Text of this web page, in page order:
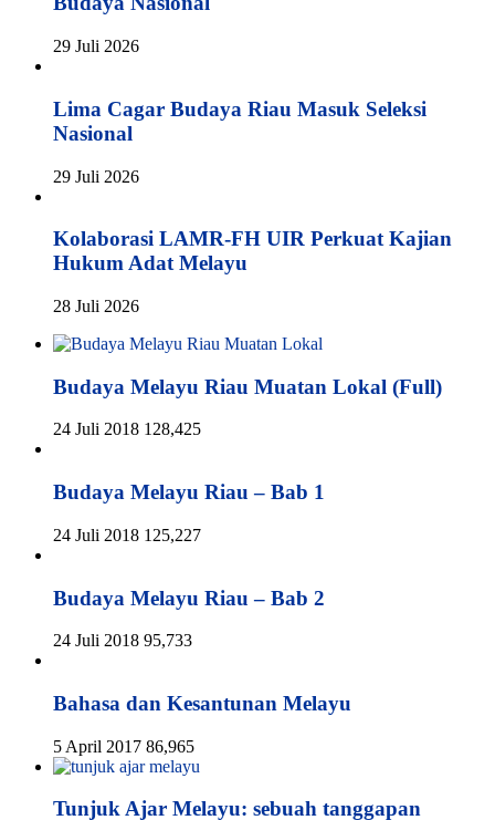
29 Juli 2026
Lima Cagar Budaya Riau Masuk Seleksi
Nasional
29 Juli 2026
Kolaborasi LAMR-FH UIR Perkuat Kajian
Hukum Adat Melayu
28 Juli 2026
Budaya Melayu Riau Muatan Lokal (Full)
24 Juli 2018 128,425
Budaya Melayu Riau – Bab 1
24 Juli 2018 125,227
Budaya Melayu Riau – Bab 2
24 Juli 2018 95,733
Bahasa dan Kesantunan Melayu
5 April 2017 86,965
Tunjuk Ajar Melayu: sebuah tanggapan